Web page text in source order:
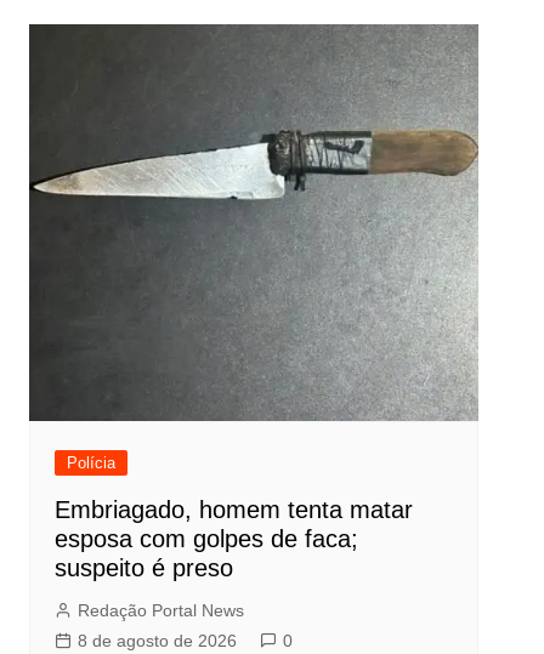
Post
Polícia
Embriagado, homem tenta matar
esposa com golpes de faca;
suspeito é preso
Redação Portal News
8 de agosto de 2026
0